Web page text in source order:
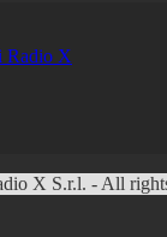
Radio X
X S.r.l. - All